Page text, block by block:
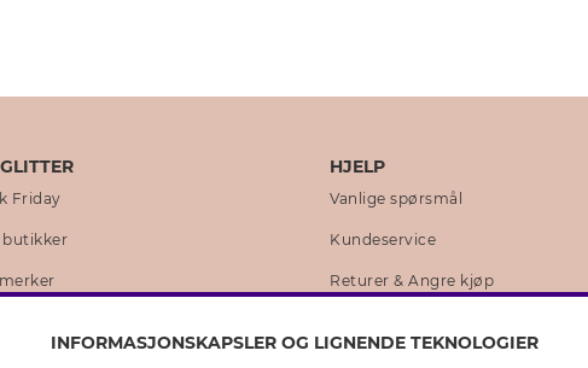
Friday
butikker
HJELP
Vanlige spørsmål
Kundeservice
Returer & Angre kjøp
INFORMASJONSKAPSLER OG LIGNENDE TEKNOLOGIER